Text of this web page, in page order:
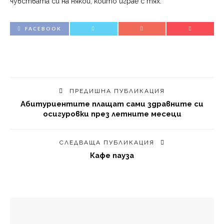
FACEBOOK
ПРЕДИШНА ПУБЛИКАЦИЯ
Абитуриентите плащат сами здравните си
осигуровки през летните месеци
СЛЕДВАЩА ПУБЛИКАЦИЯ
Кафе пауза